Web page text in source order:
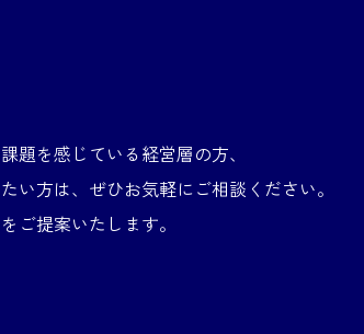
題を感じている経営層の方、
い方は、ぜひお気軽にご相談ください。
ご提案いたします。